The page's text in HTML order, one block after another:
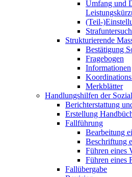
Umfang und
(Teil-
Strukturierende
Bestätigung
Fragebogen
Informationen
Merkblätter
Handlungshilfen der
Berichterstattung
Erstellung
Fallführung
Bearbeitung
Beschriftung
Führen eines
Führen eines
Fallübergabe